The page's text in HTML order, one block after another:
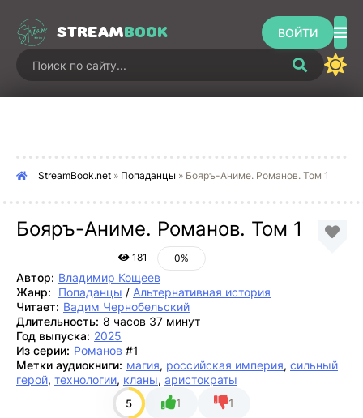
STREAMBOOK ВОЙТИ
StreamBook.net » Попаданцы » Бояръ-Аниме. Романов. Том 1
Бояръ-Аниме. Романов. Том 1
181 0%
Автор: Владимир Кощеев
Жанр:
Попаданцы / Альтернативная история
Читает: Вадим Чернобельский
Длительность: 8 часов 37 минут
Год выпуска: 2025
Из серии: Романов #1
Метки аудиокниги: магия, российская империя, сильный
герой, технологии, кланы, аристократы
5 1 1